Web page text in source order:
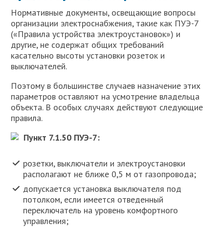
Нормативные документы, освещающие вопросы
организации электроснабжения, такие как ПУЭ-7
(«Правила устройства электроустановок») и
другие, не содержат общих требований
касательно высоты установки розеток и
выключателей.
Поэтому в большинстве случаев назначение этих
параметров оставляют на усмотрение владельца
объекта. В особых случаях действуют следующие
правила.
Пункт 7.1.50 ПУЭ-7:
розетки, выключатели и электроустановки
располагают не ближе 0,5 м от газопровода;
допускается установка выключателя под
потолком, если имеется отведенный
переключатель на уровень комфортного
управления;